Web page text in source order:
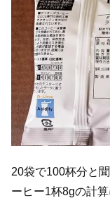
20袋で100杯分と
ーヒー1杯8gの計